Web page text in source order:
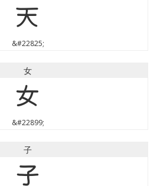
天
&#22825;
女
女
&#22899;
子
子